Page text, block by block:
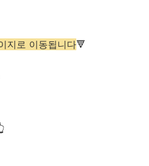
지로 이동됩니다🔻